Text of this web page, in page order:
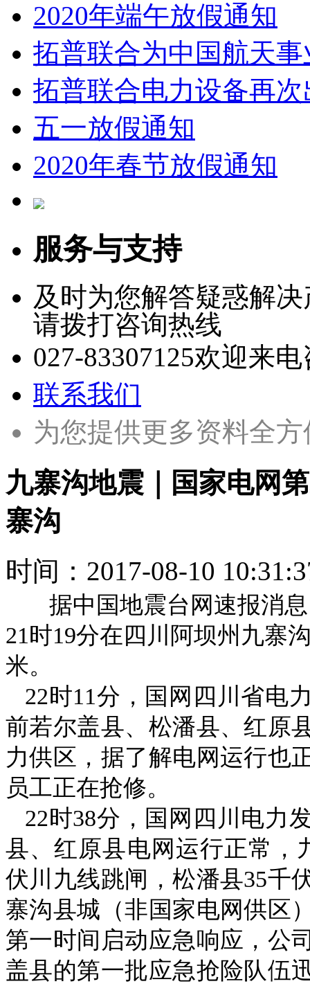
2020年端午放假通知
拓普联合为中国航天
拓普联合电力设备再
五一放假通知
2020年春节放假通知
服务与支持
及时为您解答疑惑解
请拨打咨询热线
027-83307125欢迎来电
联系我们
为您提供更多资料全
九寨沟地震｜国家电网
寨沟
时间： 2017-08-10
据中国地震台网速报消息
21时19分在四川阿坝州九寨
米。
22时11分， 国网四川 省电
前若尔盖县、松潘县、红原
力供区，据了解电网运行也
员工正在抢修。
22时38分，国网四川电力
县、红原县电网运行正常，
伏川九线跳闸，松潘县35千
寨沟县城（非国家电网供区
第一时间启动应急响应，公
盖县的第一批应急抢险队伍